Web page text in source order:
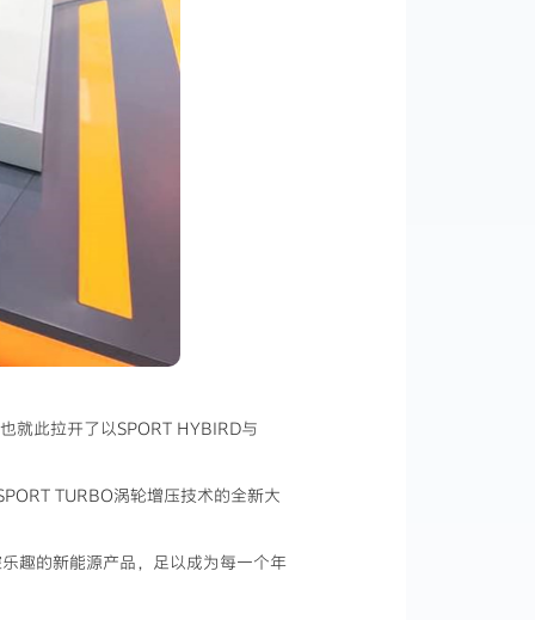
就此拉开了以SPORT HYBIRD与
TURBO涡轮增压技术的全新大
趣的新能源产品，足以成为每一个年